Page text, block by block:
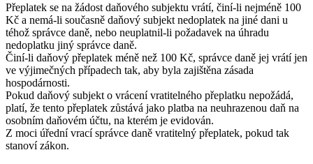
Přeplatek se na žádost daňového subjektu vrátí, činí-li nejméně 100
Kč a nemá-li současně daňový subjekt nedoplatek na jiné dani u
téhož správce daně, nebo neuplatnil-li požadavek na úhradu
nedoplatku jiný správce daně.
Činí-li daňový přeplatek méně než 100 Kč, správce daně jej vrátí jen
ve výjimečných případech tak, aby byla zajištěna zásada
hospodárnosti.
Pokud daňový subjekt o vrácení vratitelného přeplatku nepožádá,
platí, že tento přeplatek zůstává jako platba na neuhrazenou daň na
osobním daňovém účtu, na kterém je evidován.
Z moci úřední vrací správce daně vratitelný přeplatek, pokud tak
stanoví zákon.